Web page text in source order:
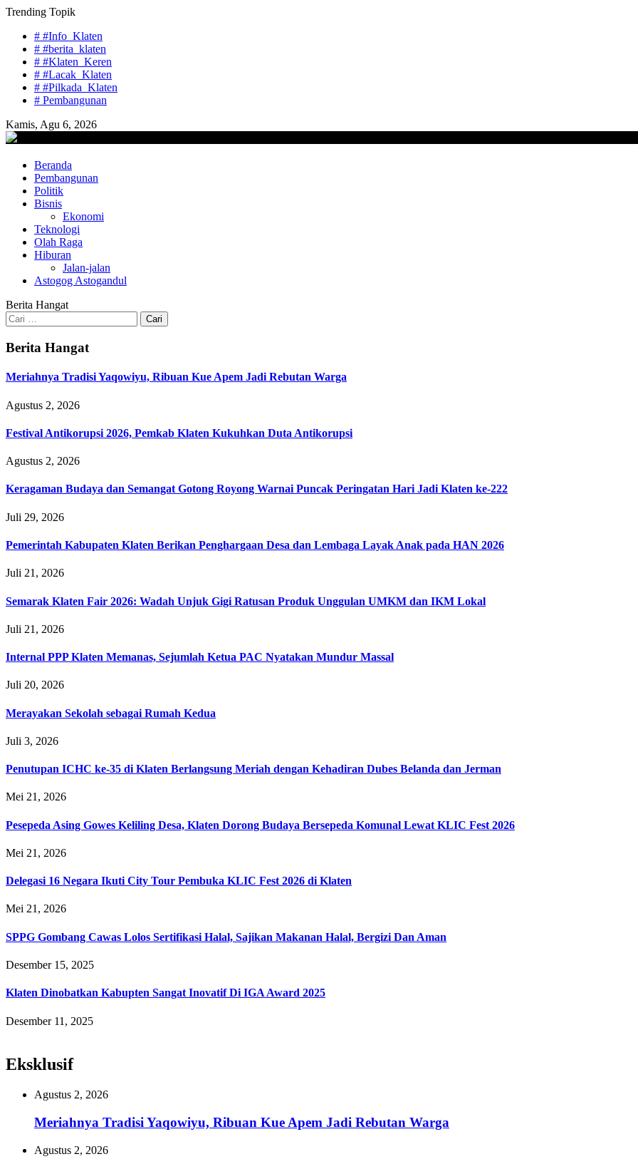
Skip
content
Trending Topik
# #Info_Klaten
# #berita_klaten
# #Klaten_Keren
# #Lacak_Klaten
# #Pilkada_Klaten
# Pembangunan
Kamis, Agu 6, 2026
lacaknews.com
Lacak Gaya Baru
Beranda
Pembangunan
Politik
Bisnis
Ekonomi
Teknologi
Olah Raga
Hiburan
Jalan-jalan
Astogog Astogandul
Berita Hangat
Cari
untuk:
Berita Hangat
Meriahnya Tradisi Yaqowiyu, Ribuan Kue Apem Jadi Rebutan Warga
Agustus 2, 2026
Festival Antikorupsi 2026, Pemkab Klaten Kukuhkan Duta Antikorupsi
Agustus 2, 2026
Keragaman Budaya dan Semangat Gotong Royong Warnai Puncak Peringatan Hari Jadi Klaten ke-222
Juli 29, 2026
Pemerintah Kabupaten Klaten Berikan Penghargaan Desa dan Lembaga Layak Anak pada HAN 2026
Juli 21, 2026
Semarak Klaten Fair 2026: Wadah Unjuk Gigi Ratusan Produk Unggulan UMKM dan IKM Lokal
Juli 21, 2026
Internal PPP Klaten Memanas, Sejumlah Ketua PAC Nyatakan Mundur Massal
Juli 20, 2026
Merayakan Sekolah sebagai Rumah Kedua
Juli 3, 2026
Penutupan ICHC ke-35 di Klaten Berlangsung Meriah dengan Kehadiran Dubes Belanda dan Jerman
Mei 21, 2026
Pesepeda Asing Gowes Keliling Desa, Klaten Dorong Budaya Bersepeda Komunal Lewat KLIC Fest 2026
Mei 21, 2026
Delegasi 16 Negara Ikuti City Tour Pembuka KLIC Fest 2026 di Klaten
Mei 21, 2026
SPPG Gombang Cawas Lolos Sertifikasi Halal, Sajikan Makanan Halal, Bergizi Dan Aman
Desember 15, 2025
Klaten Dinobatkan Kabupten Sangat Inovatif Di IGA Award 2025
Desember 11, 2025
Eksklusif
Agustus 2, 2026
Meriahnya Tradisi Yaqowiyu, Ribuan Kue Apem Jadi Rebutan Warga
Agustus 2, 2026